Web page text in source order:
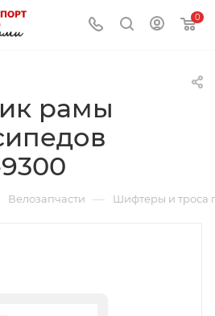
0
рамы
Велозапчасти — Шифтеры и троса